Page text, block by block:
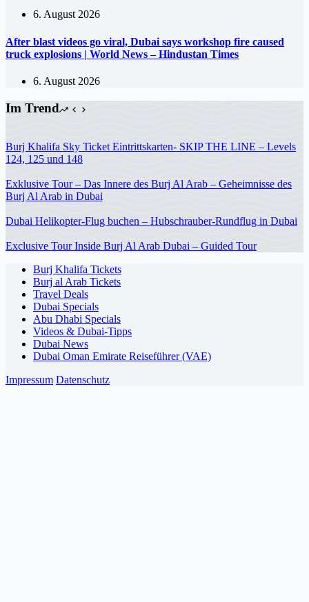
6. August 2026
After blast videos go viral, Dubai says workshop fire caused
truck explosions | World News – Hindustan Times
6. August 2026
Im Trend
Burj Khalifa Sky Ticket Eintrittskarten- SKIP THE LINE – Levels
124, 125 und 148
Exklusive Tour – Das Innere des Burj Al Arab – Geheimnisse des
Burj Al Arab in Dubai
Dubai Helikopter-Flug buchen – Hubschrauber-Rundflug in Dubai
Exclusive Tour Inside Burj Al Arab Dubai – Guided Tour
Burj Khalifa Tickets
Burj al Arab Tickets
Travel Deals
Dubai Specials
Abu Dhabi Specials
Videos & Dubai-Tipps
Dubai News
Dubai Oman Emirate Reiseführer (VAE)
Impressum Datenschutz